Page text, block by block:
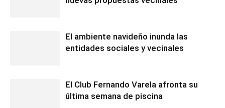
El ambiente navideño inunda las
entidades sociales y vecinales
El Club Fernando Varela afronta su
última semana de piscina